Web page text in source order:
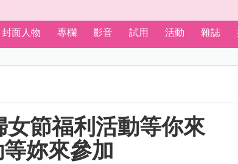
封面人物 專欄 影音 試用 活動 雜誌
節福利活動等你來
妳來參加